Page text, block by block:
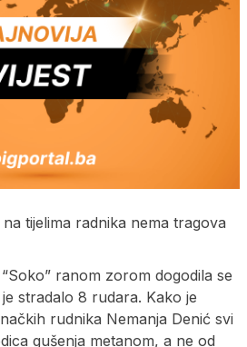
tijelima radnika nema tragova
ranom zorom dogodila se
stradalo 8 rudara. Kako je
rudnika Nemanja Denić svi
gušenja metanom, a ne od